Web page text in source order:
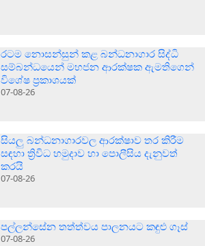
රටම නොසන්සුන් කළ බන්ධනාගාර සිද්ධි
සම්බන්ධයෙන් මහජන ආරක්ෂක ඇමතිගෙන්
විශේෂ ප්‍රකාශයක්
07-08-26
සියලු බන්ධනාගාරවල ආරක්ෂාව තර කිරීම
සඳහා ත්‍රිවිධ හමුදාව හා පොලීසිය දැනුවත්
කරයි
07-08-26
පල්ලන්සේන තත්ත්වය පාලනයට කඳුළු ගෑස්
07-08-26